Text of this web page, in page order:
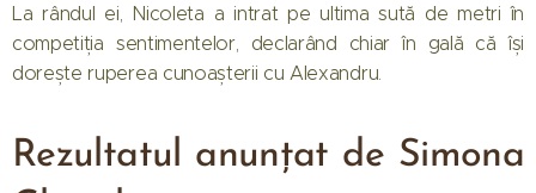
La rândul ei, Nicoleta a intrat pe ultima sută de metri în
competiția sentimentelor, declarând chiar în gală că își
dorește ruperea cunoașterii cu Alexandru.
Rezultatul anunțat de Simona